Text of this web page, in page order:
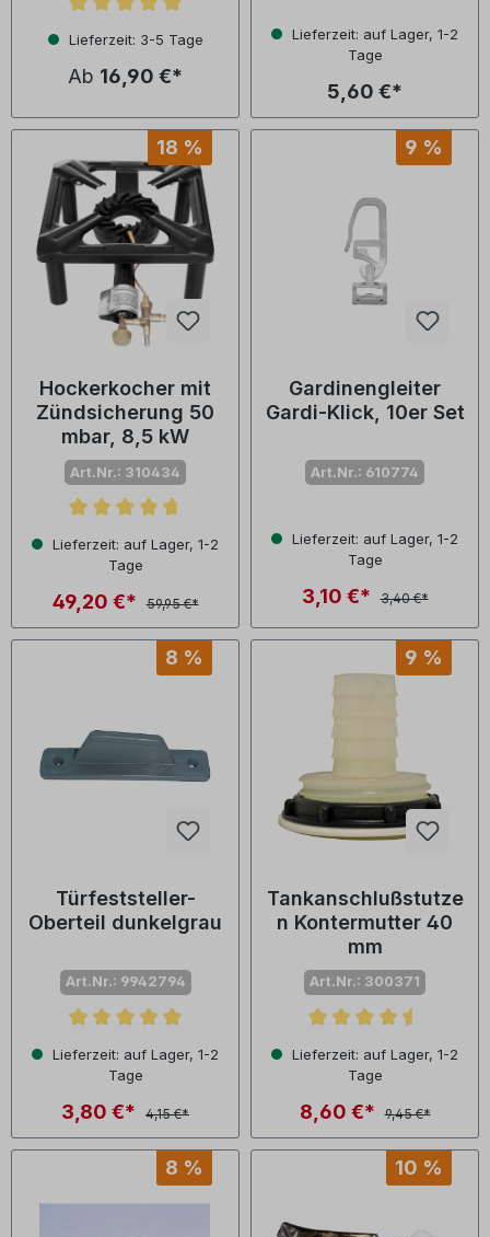
Durchschnittliche Bewertung von 5 von 5 Sternen
Lieferzeit: 3-5 Tage
Ab 16,90 €*
Lieferzeit: auf Lager, 1-2
Tage
5,60 €*
18 %
Hockerkocher mit
Zündsicherung 50
mbar, 8,5 kW
Art.Nr.: 310434
Durchschnittliche Bewertung von 4.6 von 5 Sternen
Lieferzeit: auf Lager, 1-2
Tage
49,20 €* 59,95 €*
9 %
Gardinengleiter
Gardi-Klick, 10er Set
Art.Nr.: 610774
Lieferzeit: auf Lager, 1-2
Tage
3,10 €* 3,40 €*
8 %
Türfeststeller-
Oberteil dunkelgrau
Art.Nr.: 9942794
Durchschnittliche Bewertung von 5 von 5 Sternen
Lieferzeit: auf Lager, 1-2
Tage
3,80 €* 4,15 €*
9 %
Tankanschlußstutze
n Kontermutter 40
mm
Art.Nr.: 300371
Durchschnittliche
Lieferzeit: auf Lager, 1-2
Tage
8,60 €* 9,45 €*
8 % 10 %